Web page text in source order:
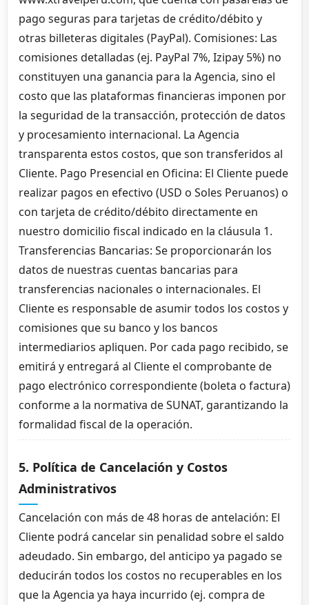
pago seguras para tarjetas de crédito/débito y
otras billeteras digitales (PayPal). Comisiones: Las
comisiones detalladas (ej. PayPal 7%, Izipay 5%) no
constituyen una ganancia para la Agencia, sino el
costo que las plataformas financieras imponen por
la seguridad de la transacción, protección de datos
y procesamiento internacional. La Agencia
transparenta estos costos, que son transferidos al
Cliente. Pago Presencial en Oficina: El Cliente puede
realizar pagos en efectivo (USD o Soles Peruanos) o
con tarjeta de crédito/débito directamente en
nuestro domicilio fiscal indicado en la cláusula 1.
Transferencias Bancarias: Se proporcionarán los
datos de nuestras cuentas bancarias para
transferencias nacionales o internacionales. El
Cliente es responsable de asumir todos los costos y
comisiones que su banco y los bancos
intermediarios apliquen. Por cada pago recibido, se
emitirá y entregará al Cliente el comprobante de
pago electrónico correspondiente (boleta o factura)
conforme a la normativa de SUNAT, garantizando la
formalidad fiscal de la operación.
5. Política de Cancelación y Costos
Administrativos
Cancelación con más de 48 horas de antelación: El
Cliente podrá cancelar sin penalidad sobre el saldo
adeudado. Sin embargo, del anticipo ya pagado se
deducirán todos los costos no recuperables en los
que la Agencia ya haya incurrido (ej. compra de